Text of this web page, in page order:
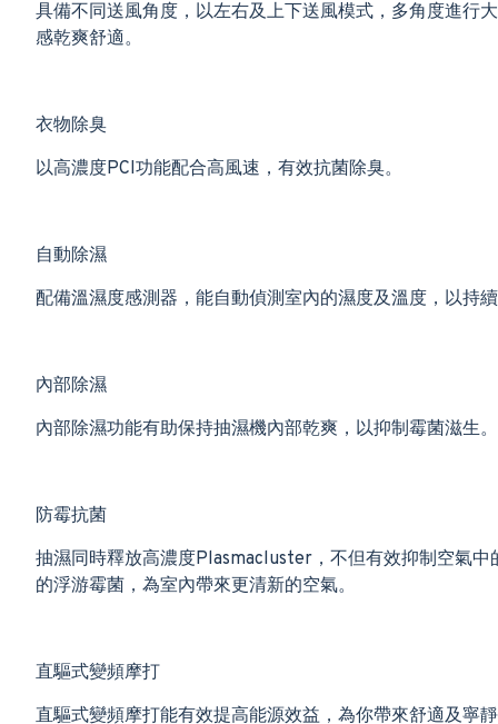
具備不同送風角度，以左右及上下送風模式，多角度進行
感乾爽舒適。
衣物除臭
以高濃度PCI功能配合高風速，有效抗菌除臭。
自動除濕
配備溫濕度感測器，能自動偵測室內的濕度及溫度，以持
內部除濕
內部除濕功能有助保持抽濕機內部乾爽，以抑制霉菌滋生。
防霉抗菌
抽濕同時釋放高濃度Plasmacluster，不但有效抑制空氣
的浮游霉菌，為室內帶來更清新的空氣。
直驅式變頻摩打
直驅式變頻摩打能有效提高能源效益，為你帶來舒適及寧靜